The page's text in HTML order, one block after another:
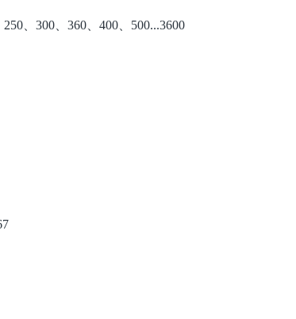
、300、360、400、500...3600